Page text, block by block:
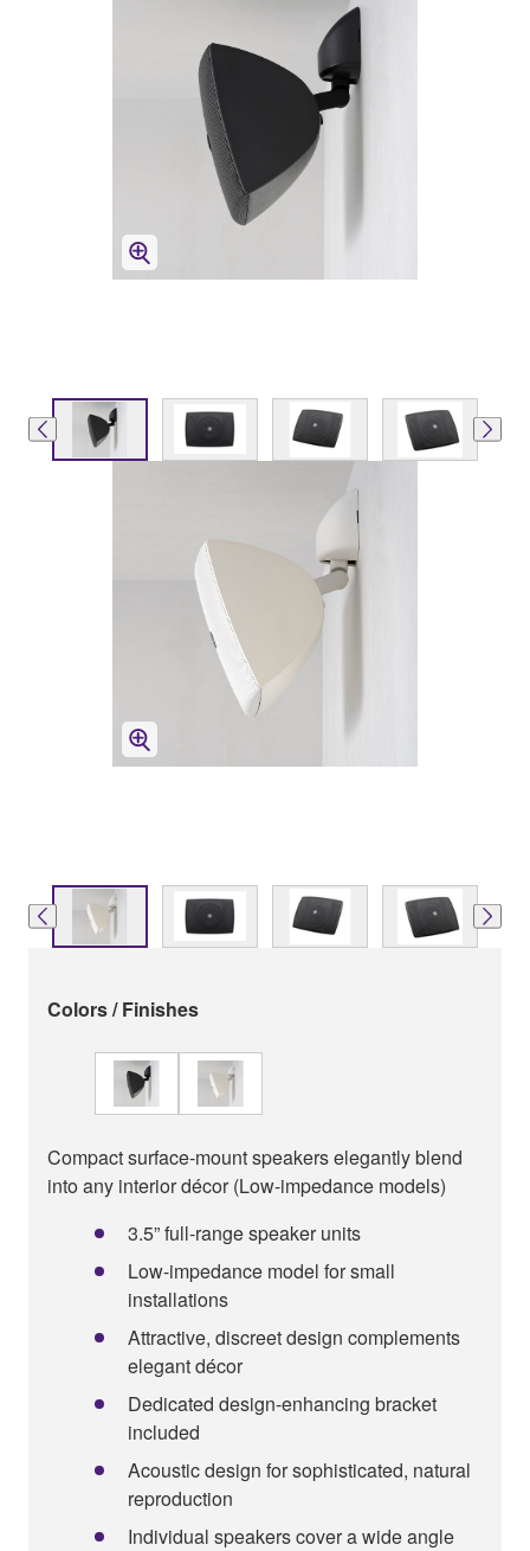
Colors / Finishes
Compact surface-mount speakers elegantly blend
into any interior décor (Low-impedance models)
3.5” full-range speaker units
Low-impedance model for small
installations
Attractive, discreet design complements
elegant décor
Dedicated design-enhancing bracket
included
Acoustic design for sophisticated, natural
reproduction
Individual speakers cover a wide angle